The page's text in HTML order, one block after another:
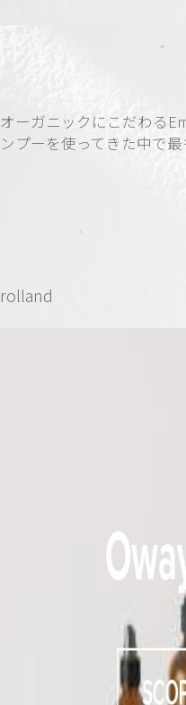
オーガニックにこだわる
ンプーを使ってきた中で
rolland